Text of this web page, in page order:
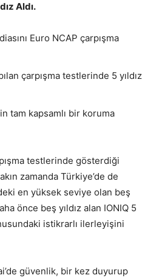
Aldı.
Euro NCAP çarpışma
çarpışma testlerinde 5 yıldız
tam kapsamlı bir koruma
testlerinde gösterdiği
zamanda Türkiye’de de
en yüksek seviye olan beş
önce beş yıldız alan IONIQ 5
istikrarlı ilerleyişini
güvenlik, bir kez duyurup